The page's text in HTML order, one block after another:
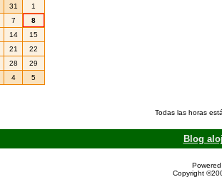
31
1
7
8
14
15
21
22
28
29
4 5
Todas las horas
Blog
Copyright